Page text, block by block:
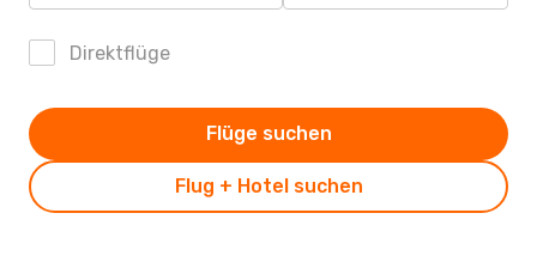
Direktflüge
Flug + Hotel suchen
Flüge suchen